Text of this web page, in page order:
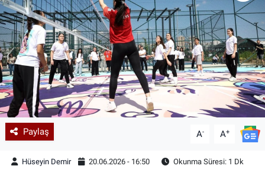
Paylaş A- A+
Hüseyin Demir 20.06.2026 - 16:50 Okunma Süresi: 1 Dk